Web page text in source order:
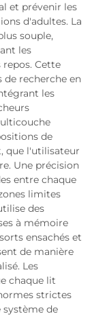
et prévenir les
d'adultes. La
souple,
les
Cette
de recherche en
les
de
que l'utilisateur
Une précision
entre chaque
limites
des
à mémoire
ensachés et
de manière
Les
chaque lit
strictes
de